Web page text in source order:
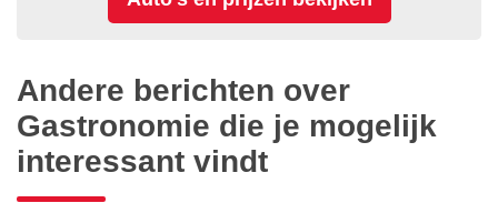
Andere berichten over
Gastronomie die je mogelijk
interessant vindt